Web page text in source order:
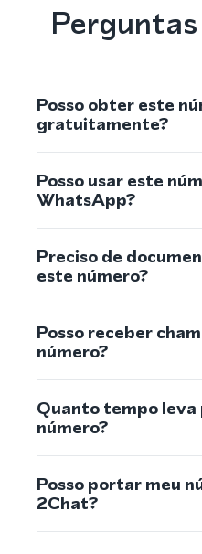
Posso obter este
gratuitamente?
Posso usar este
WhatsApp?
Preciso de
este número?
Posso receber
número?
Quanto tempo
número?
Posso portar meu
2Chat?